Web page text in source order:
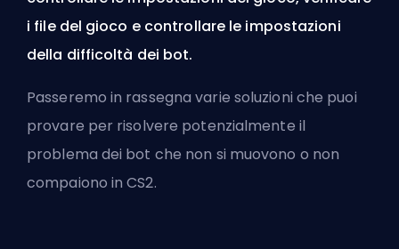
i file del gioco e controllare le impostazioni
della difficoltà dei bot.
Passeremo in rassegna varie soluzioni che puoi
provare per risolvere potenzialmente il
problema dei bot che non si muovono o non
compaiono in CS2.